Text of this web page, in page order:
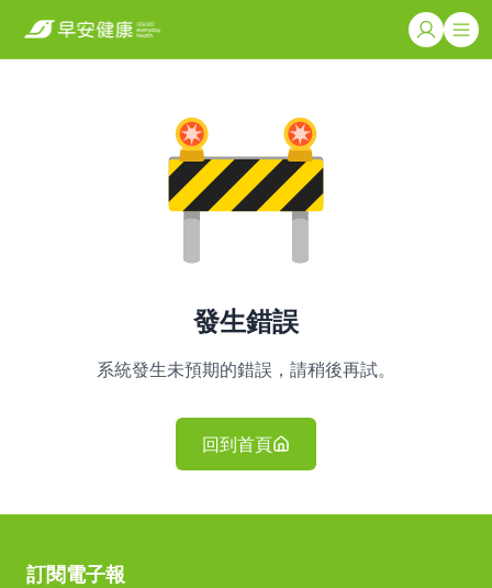
發生錯誤
系統發生未預期的錯誤，請稍後再試。
回到首頁
訂閱電子報